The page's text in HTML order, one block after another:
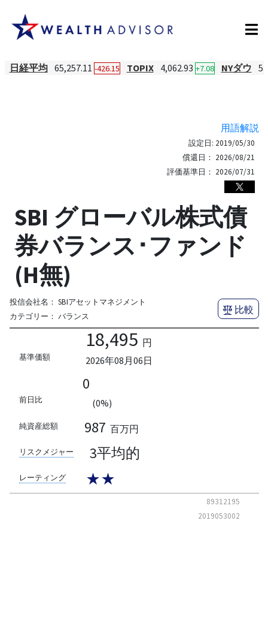
日経平均 65,257.11 -426.15 TOPIX 4,062.93 +7.08 NYダウ
用語解説
設定日: 2019/05/30
償還日： 2026/08/21
評価基準日： 2026/07/31
SBI グローバル株式債
券バランス･ファンド
(H無)
投信会社名： SBIアセットマネジメント
カテゴリー： バランス
比較
基準価額
18,495 円
2026年08月06日
前日比
0
(0%)
純資産総額 987 百万円
リスクメジャー 3平均的
レーティング ★★
89312195
2019053002